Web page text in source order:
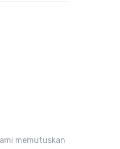
memutuskan